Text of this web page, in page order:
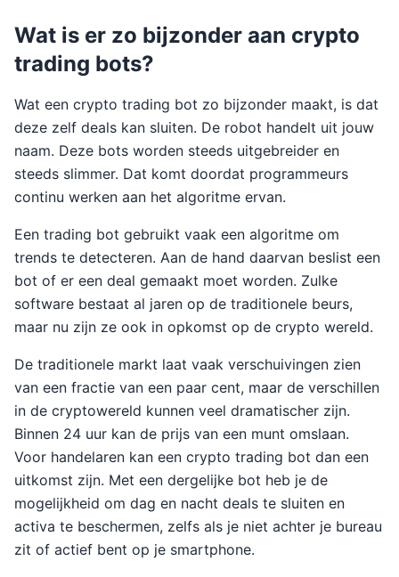
Wat is er zo bijzonder aan crypto
trading bots?
Wat een crypto trading bot zo bijzonder maakt, is dat
deze zelf deals kan sluiten. De robot handelt uit jouw
naam. Deze bots worden steeds uitgebreider en
steeds slimmer. Dat komt doordat programmeurs
continu werken aan het algoritme ervan.
Een trading bot gebruikt vaak een algoritme om
trends te detecteren. Aan de hand daarvan beslist een
bot of er een deal gemaakt moet worden. Zulke
software bestaat al jaren op de traditionele beurs,
maar nu zijn ze ook in opkomst op de crypto wereld.
De traditionele markt laat vaak verschuivingen zien
van een fractie van een paar cent, maar de verschillen
in de cryptowereld kunnen veel dramatischer zijn.
Binnen 24 uur kan de prijs van een munt omslaan.
Voor handelaren kan een crypto trading bot dan een
uitkomst zijn. Met een dergelijke bot heb je de
mogelijkheid om dag en nacht deals te sluiten en
activa te beschermen, zelfs als je niet achter je bureau
zit of actief bent op je smartphone.